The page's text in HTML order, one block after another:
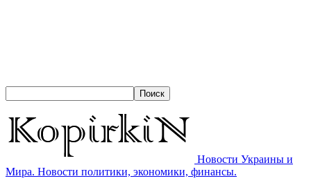
Новости Украины и
Мира. Новости политики, экономики, финансы.